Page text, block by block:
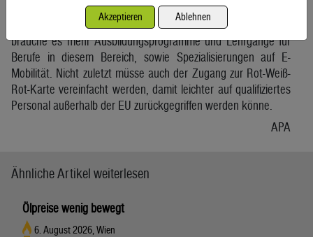
die entsprechenden Fachkräfte, die im IT- und
Elektrotechnikbereich aber rar wären. Aus diesem Grund
brauche es mehr Ausbildungsprogramme und Lehrgänge für
Berufe in diesem Bereich, sowie Spezialisierungen auf E-
Mobilität. Nicht zuletzt müsse auch der Zugang zur Rot-Weiß-
Rot-Karte vereinfacht werden, damit leichter auf qualifiziertes
Personal außerhalb der EU zurückgegriffen werden könne.
APA
Ähnliche Artikel weiterlesen
Ölpreise wenig bewegt
6. August 2026, Wien
Akzeptieren Ablehnen